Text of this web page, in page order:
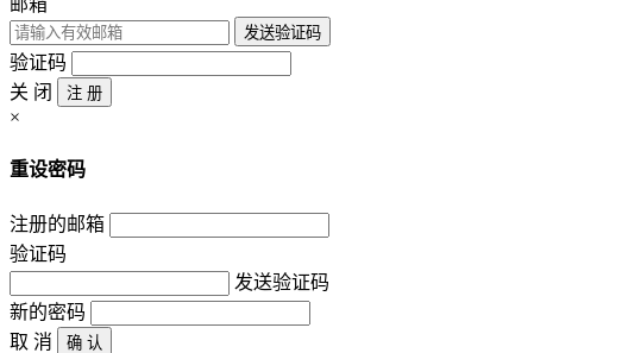
邮箱
发送验证码
验证码
关 闭
注 册
×
重设密码
注册的邮箱
验证码
发送验证码
新的密码
取 消
确 认